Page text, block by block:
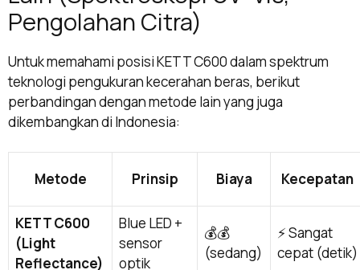
Pengolahan Citra)
Untuk memahami posisi KETT C600 dalam spektrum
teknologi pengukuran kecerahan beras, berikut
perbandingan dengan metode lain yang juga
dikembangkan di Indonesia:
Metode Prinsip Biaya Kecepatan
KETT C600
(Light
Reflectance)
Blue LED +
sensor
optik
💰💰
(sedang)
⚡ Sangat
cepat (detik)